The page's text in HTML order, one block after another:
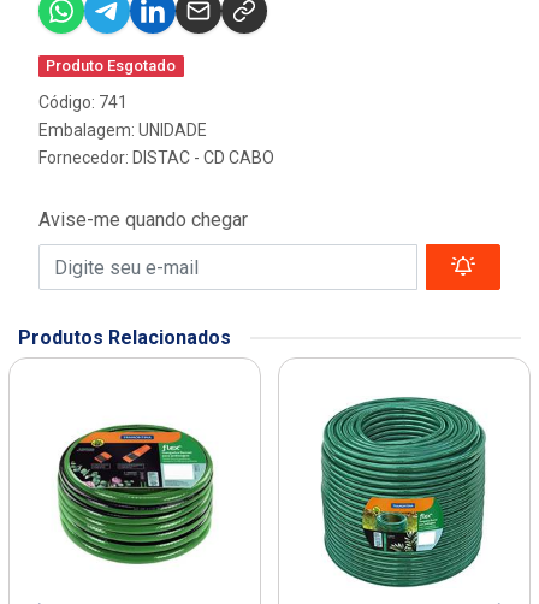
Produto Esgotado
Código: 741
Embalagem: UNIDADE
Fornecedor: DISTAC - CD CABO
Avise-me quando chegar
Produtos Relacionados